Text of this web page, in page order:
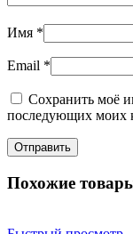
Имя *
Email *
Сохранить моё
последующих моих
Похожие